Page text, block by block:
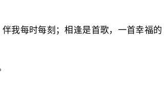
我每时每刻；相逢是首歌，一首幸福的